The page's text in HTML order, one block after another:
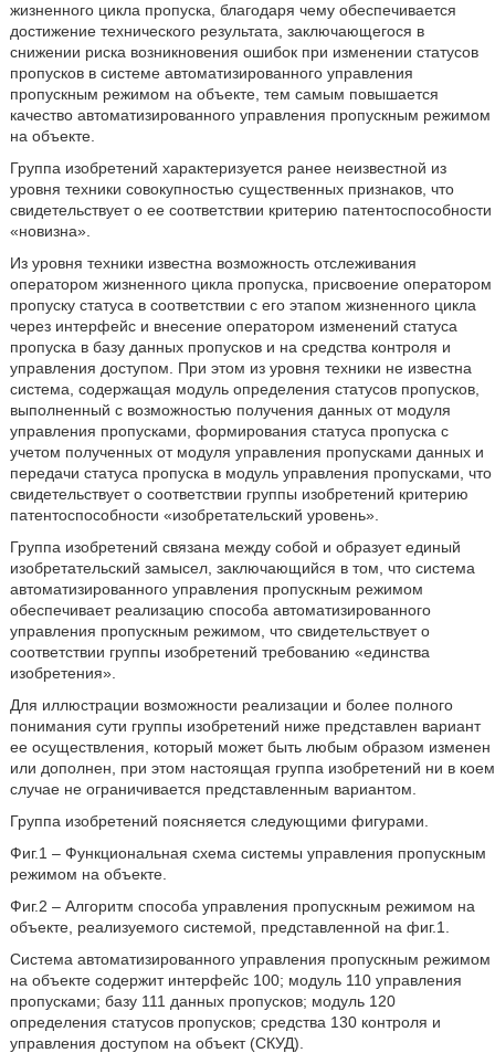
жизненного цикла пропуска, благодаря чему обеспечивается
достижение технического результата, заключающегося в
снижении риска возникновения ошибок при изменении статусов
пропусков в системе автоматизированного управления
пропускным режимом на объекте, тем самым повышается
качество автоматизированного управления пропускным режимом
на объекте.
Группа изобретений характеризуется ранее неизвестной из
уровня техники совокупностью существенных признаков, что
свидетельствует о ее соответствии критерию патентоспособности
«новизна».
Из уровня техники известна возможность отслеживания
оператором жизненного цикла пропуска, присвоение оператором
пропуску статуса в соответствии с его этапом жизненного цикла
через интерфейс и внесение оператором изменений статуса
пропуска в базу данных пропусков и на средства контроля и
управления доступом. При этом из уровня техники не известна
система, содержащая модуль определения статусов пропусков,
выполненный с возможностью получения данных от модуля
управления пропусками, формирования статуса пропуска с
учетом полученных от модуля управления пропусками данных и
передачи статуса пропуска в модуль управления пропусками, что
свидетельствует о соответствии группы изобретений критерию
патентоспособности «изобретательский уровень».
Группа изобретений связана между собой и образует единый
изобретательский замысел, заключающийся в том, что система
автоматизированного управления пропускным режимом
обеспечивает реализацию способа автоматизированного
управления пропускным режимом, что свидетельствует о
соответствии группы изобретений требованию «единства
изобретения».
Для иллюстрации возможности реализации и более полного
понимания сути группы изобретений ниже представлен вариант
ее осуществления, который может быть любым образом изменен
или дополнен, при этом настоящая группа изобретений ни в коем
случае не ограничивается представленным вариантом.
Группа изобретений поясняется следующими фигурами.
Фиг.1 – Функциональная схема системы управления пропускным
режимом на объекте.
Фиг.2 – Алгоритм способа управления пропускным режимом на
объекте, реализуемого системой, представленной на фиг.1.
Система автоматизированного управления пропускным режимом
на объекте содержит интерфейс 100; модуль 110 управления
пропусками; базу 111 данных пропусков; модуль 120
определения статусов пропусков; средства 130 контроля и
управления доступом на объект (СКУД).